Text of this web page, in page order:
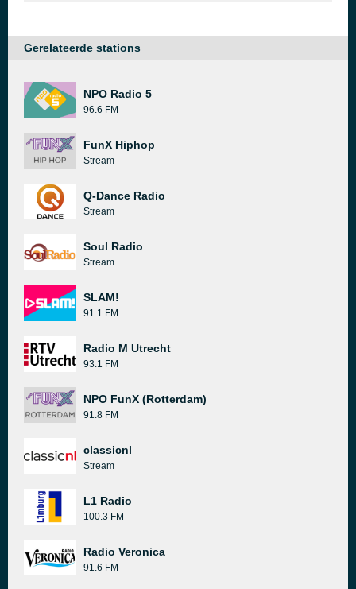
Gerelateerde stations
NPO Radio 5
96.6 FM
FunX Hiphop
Stream
Q-Dance Radio
Stream
Soul Radio
Stream
SLAM!
91.1 FM
Radio M Utrecht
93.1 FM
NPO FunX (Rotterdam)
91.8 FM
classicnl
Stream
L1 Radio
100.3 FM
Radio Veronica
91.6 FM